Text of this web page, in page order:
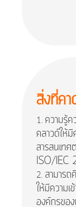
สิ่งที่คา
ความรู้ค
คลาวด์ให้
สารสนเท
ISO/
สามาร
ให้มีความเ
องค์กรขอ